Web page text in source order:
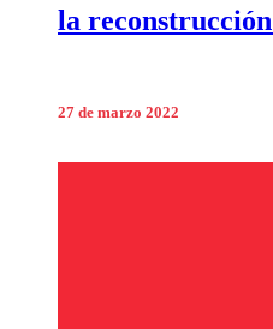
la
27 de marzo 2022